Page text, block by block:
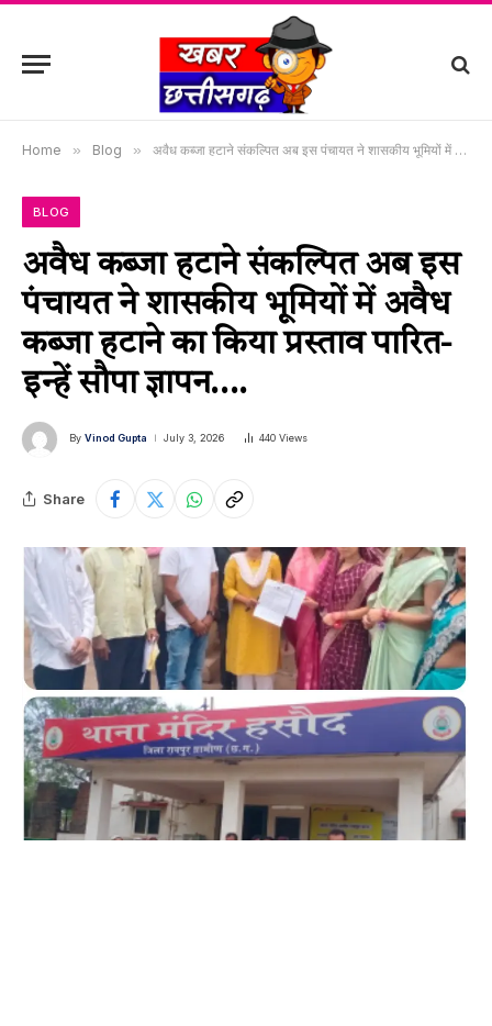
Home » Blog » अवैध कब्जा हटाने संकल्पित अब इस पंचायत ने शासकीय भूमियों में अवैध कब्जा हटाने का किया प्रस्ताव पारित-इन्हें सौपा ज्ञापन….
BLOG
अवैध कब्जा हटाने संकल्पित अब इस
पंचायत ने शासकीय भूमियों में अवैध
कब्जा हटाने का किया प्रस्ताव पारित-
इन्हें सौपा ज्ञापन….
By Vinod Gupta July 3, 2026 440 Views
Share